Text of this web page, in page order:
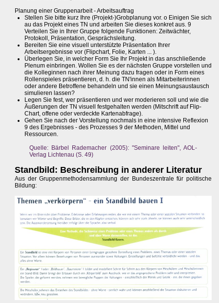
Planung einer Gruppenarbeit - Arbeitsauftrag
Stellen Sie bitte kurz Ihre (Projekt-)Grobplanung vor. o Einigen Sie sich
au das Projekt eines TN und arbeiten Sie dieses konkret aus. 9
Verteilen Sie in Ihrer Gruppe folgende Funktionen: Zeitwächter,
Protokoll, Präsentation, Gesprächsleitung.
Bereiten Sie eine visuell unterstützte Präsentation Ihrer
Arbeitsergebnisse vor (Flipchart, Folie, Karten ... ).
Überlegen Sie, in welcher Form Sie Ihr Projekt in das anschließende
Plenum einbringen. Wollen Sie es der nächsten Gruppe vorstellen und
die Kolleginnen nach ihrer Meinung dazu fragen oder in Form eines
Rollenspieles präsentieren, d. h. die TN'innen als Mitarbeiterinnen
oder andere Betroffene behandeln und sie einen Meinungsaustausch
simulieren lassen?
Legen Sie fest, wer präsentieren und wer moderieren soll und wie die
Äußerungen der TN visuell festgehalten werden (Mitschrift auf Flip-
Chart, offene oder verdeckte Kartenabfrage).
Gehen Sie nach der Vorstellung nochmals in eine intensive Reflexion
9 des Ergebnisses - des Prozesses 9 der Methoden, Mittel und
Ressourcen.
Quelle: Bärbel Rademacher (2005): "Seminare leiten", AOL-
Verlag Lichtenau (S. 49)
Standbild: Beschreibung in anderer Literatur
Aus der Gruppenmethodensammlung der Bundeszentrale für politische
Bildung: